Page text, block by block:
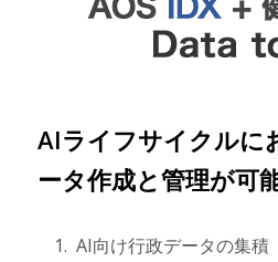
AIライフサイクルに
ータ作成と管理が可
AI向け行政データの集積